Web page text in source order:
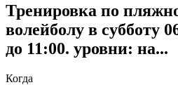
Тренировка по
волейболу в субботу
до 11:00. уровни: на...
Когда